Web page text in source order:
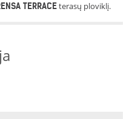
TERRACEterasų ploviklį.